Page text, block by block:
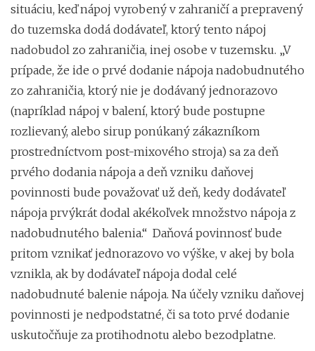
situáciu, keď nápoj vyrobený v zahraničí a prepravený
do tuzemska dodá dodávateľ, ktorý tento nápoj
nadobudol zo zahraničia, inej osobe v tuzemsku. „V
prípade, že ide o prvé dodanie nápoja nadobudnutého
zo zahraničia, ktorý nie je dodávaný jednorazovo
(napríklad nápoj v balení, ktorý bude postupne
rozlievaný, alebo sirup ponúkaný zákazníkom
prostredníctvom post-mixového stroja) sa za deň
prvého dodania nápoja a deň vzniku daňovej
povinnosti bude považovať už deň, kedy dodávateľ
nápoja prvýkrát dodal akékoľvek množstvo nápoja z
nadobudnutého balenia.“ Daňová povinnosť bude
pritom vznikať jednorazovo vo výške, v akej by bola
vznikla, ak by dodávateľ nápoja dodal celé
nadobudnuté balenie nápoja. Na účely vzniku daňovej
povinnosti je nedpodstatné, či sa toto prvé dodanie
uskutočňuje za protihodnotu alebo bezodplatne.